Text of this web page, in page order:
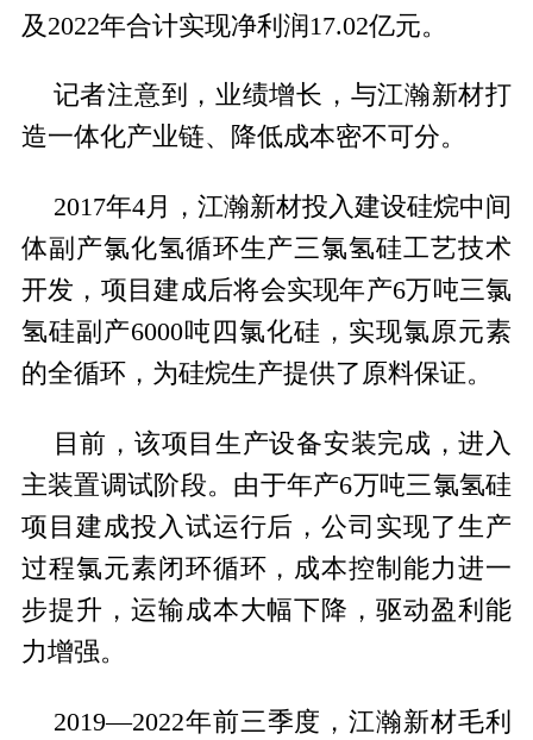
及2022年合计实现净利润17.02亿元。
记者注意到，业绩增长，与江瀚新材打
造一体化产业链、降低成本密不可分。
2017年4月，江瀚新材投入建设硅烷中间
体副产氯化氢循环生产三氯氢硅工艺技术
开发，项目建成后将会实现年产6万吨三氯
氢硅副产6000吨四氯化硅，实现氯原元素
的全循环，为硅烷生产提供了原料保证。
目前，该项目生产设备安装完成，进入
主装置调试阶段。由于年产6万吨三氯氢硅
项目建成投入试运行后，公司实现了生产
过程氯元素闭环循环，成本控制能力进一
步提升，运输成本大幅下降，驱动盈利能
力增强。
2019—2022年前三季度，江瀚新材毛利